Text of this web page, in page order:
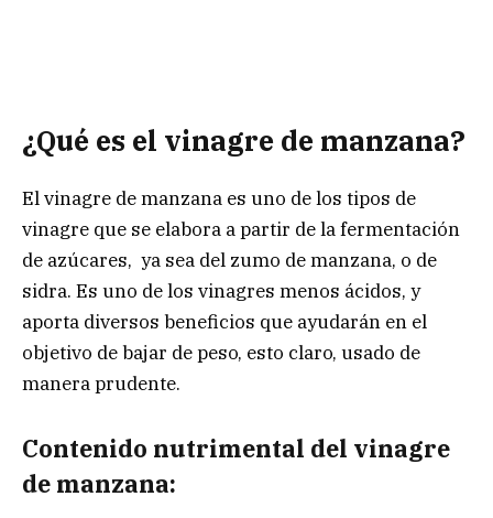
¿Qué es el vinagre de manzana?
El vinagre de manzana es uno de los tipos de
vinagre que se elabora a partir de la fermentación
de azúcares, ya sea del zumo de manzana, o de
sidra. Es uno de los vinagres menos ácidos, y
aporta diversos beneficios que ayudarán en el
objetivo de bajar de peso, esto claro, usado de
manera prudente.
Contenido nutrimental del vinagre
de manzana: